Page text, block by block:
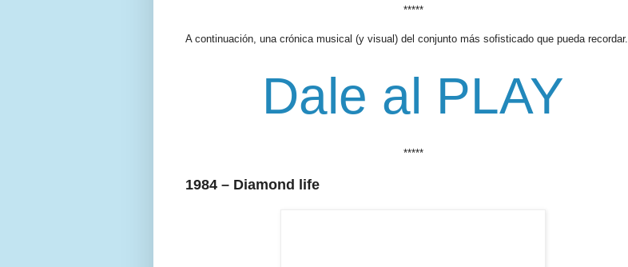
*****
A continuación, una crónica musical (y visual) del conjunto más sofisticado que pueda recordar.
Dale al PLAY
*****
1984 – Diamond life